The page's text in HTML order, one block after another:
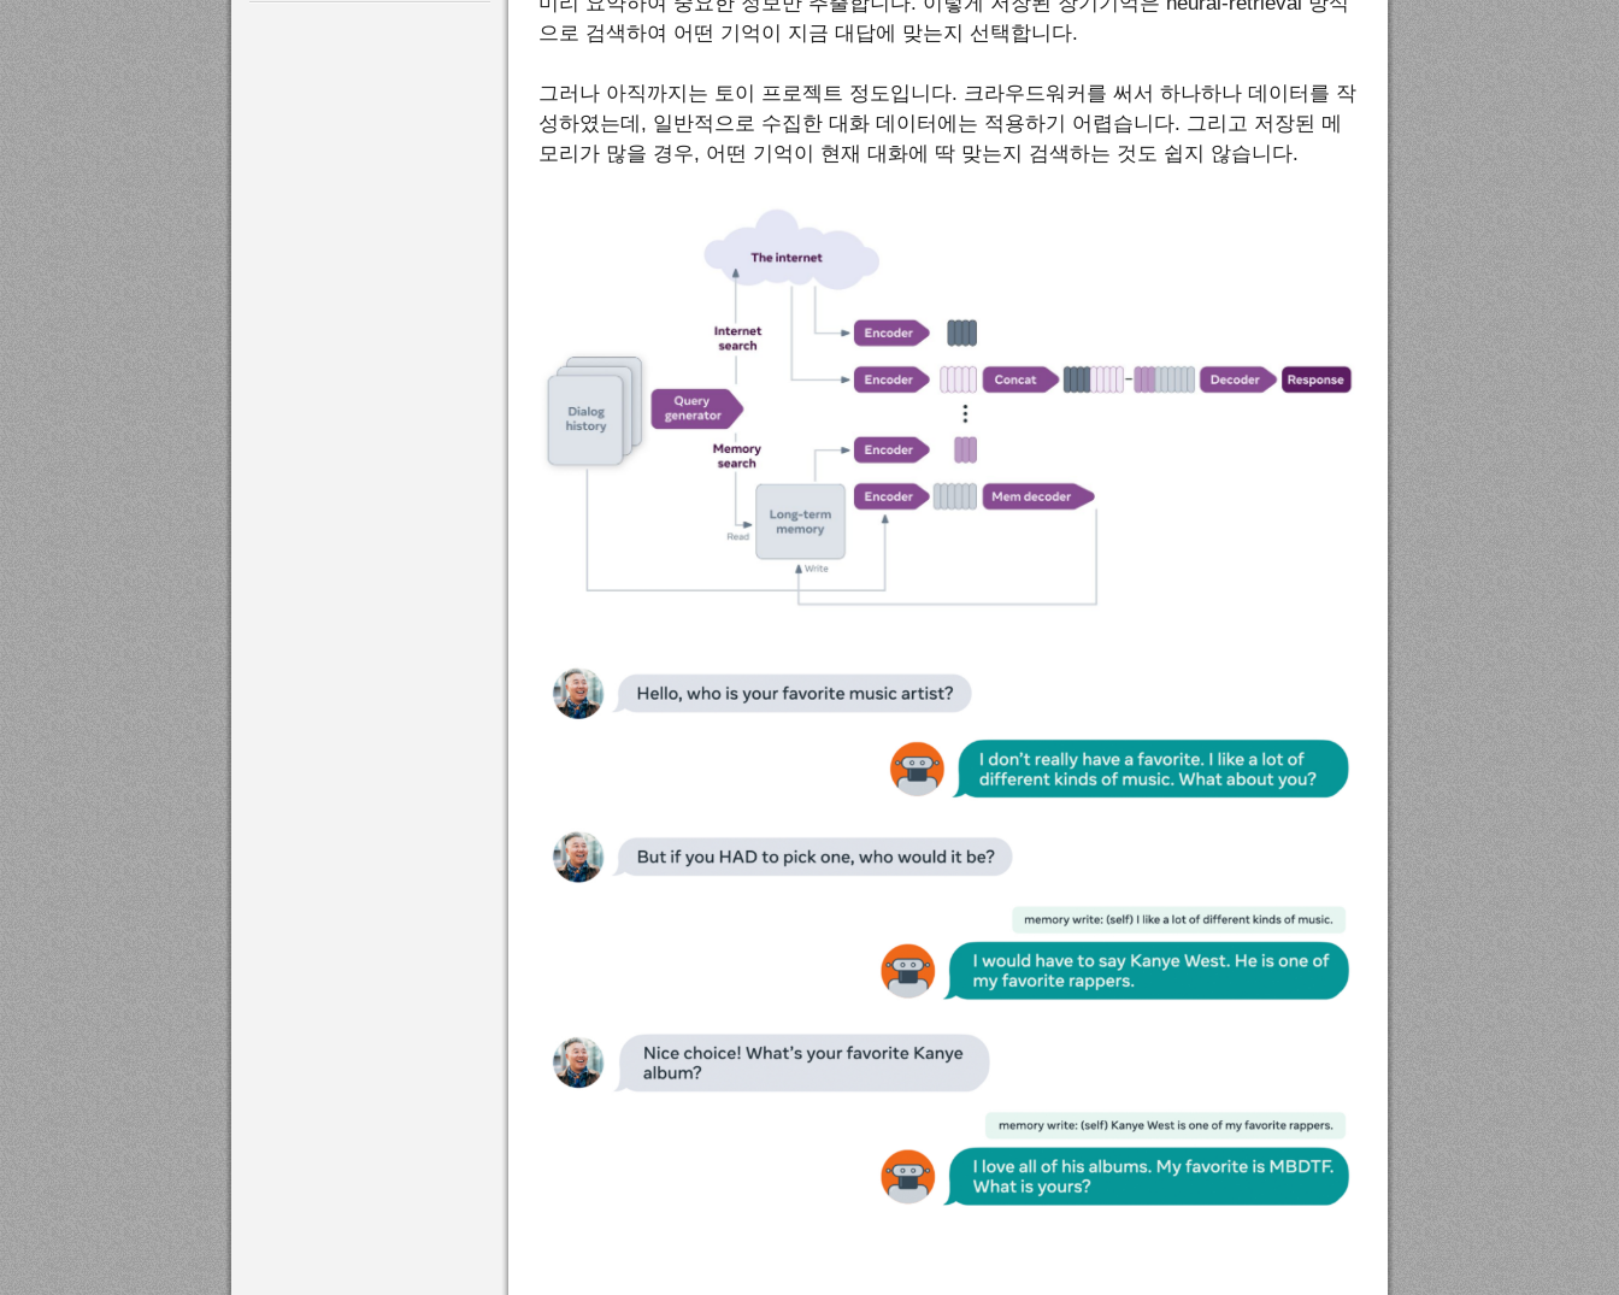
으로 검색하여 어떤 기억이 지금 대답에 맞는지 선택합니다.
그러나 아직까지는 토이 프로젝트 정도입니다. 크라우드워커를 써서 하나하나 데이터를 작
성하였는데, 일반적으로 수집한 대화 데이터에는 적용하기 어렵습니다. 그리고 저장된 메
모리가 많을 경우, 어떤 기억이 현재 대화에 딱 맞는지 검색하는 것도 쉽지 않습니다.